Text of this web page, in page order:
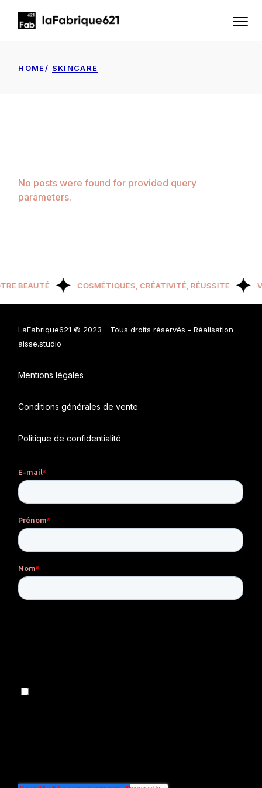
content
HOME SKINCARE
No posts were found for provided query
parameters.
BEAUTÉ COSMÉTIQUES, CRÉATIVITÉ, RÉUSSITE
LaFabrique621 © 2023 - Tous droits réservés - Réalisation
aisse.studio
Mentions légales
Conditions générales de vente
Politique de confidentialité